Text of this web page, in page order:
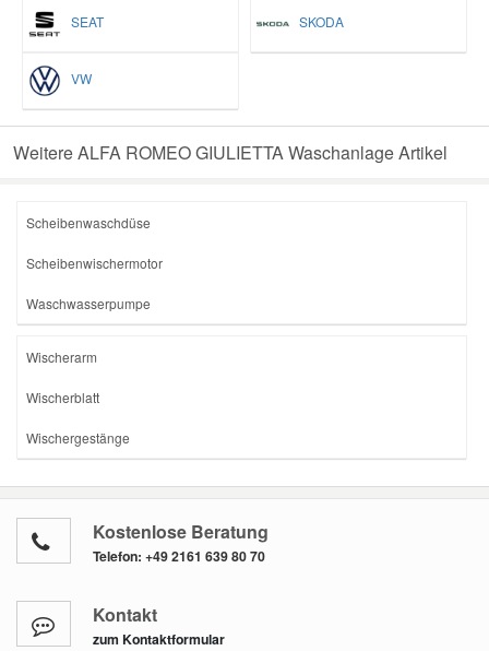
SEAT SKODA
VW
Weitere ALFA ROMEO GIULIETTA Waschanlage Artikel
Scheibenwaschdüse
Scheibenwischermotor
Waschwasserpumpe
Wischerarm
Wischerblatt
Wischergestänge
Kostenlose Beratung
Telefon: +49 2161 639 80 70
Kontakt
zum Kontaktformular